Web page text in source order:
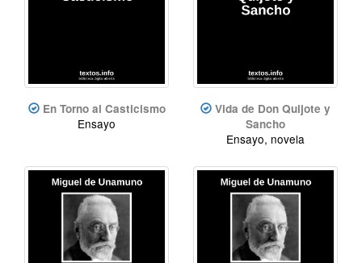
En Torno al Casticismo
Ensayo
Vida de Don Quijote y
Sancho
Ensayo, novela